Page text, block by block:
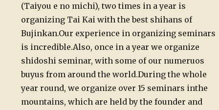
(Taiyou e no michi), two times in a year is
organizing Tai Kai with the best shihans of
Bujinkan.Our experience in organizing seminars
is incredible.Also, once in a year we organize
shidoshi seminar, with some of our numeruos
buyus from around the world.During the whole
year round, we organize over 15 seminars inthe
mountains, which are held by the founder and